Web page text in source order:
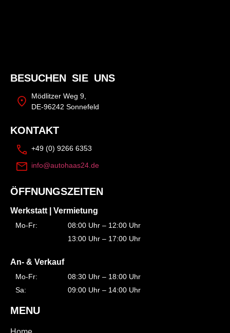
BESUCHEN SIE UNS
Mödlitzer Weg 9,
DE-96242 Sonnefeld
KONTAKT
+49 (0) 9266 6353
info@autohaas24.de
ÖFFNUNGSZEITEN
Werkstatt | Vermietung
Mo-Fr:
08:00 Uhr – 12:00 Uhr
13:00 Uhr – 17:00 Uhr
An- & Verkauf
Mo-Fr:
Sa:
08:30 Uhr – 18:00 Uhr
09:00 Uhr – 14:00 Uhr
MENU